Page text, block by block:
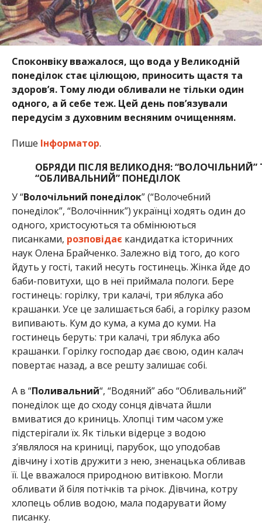
Споконвіку вважалося, що вода у Великодній
понеділок стає цілющою, приносить щастя та
здоров’я. Тому люди обливали не тільки один
одного, а й себе теж. Цей день пов’язували
передусім з духовним весняним очищенням.
Пише Інформатор.
ОБРЯДИ ПІСЛЯ ВЕЛИКОДНЯ: “ВОЛОЧІЛЬНИЙ”
“ОБЛИВАЛЬНИЙ” ПОНЕДІЛОК
У “Волочільний понеділок” (“Волочебний
понеділок”, “Волочінник”) українці ходять один до
одного, христосуються та обмінюються
писанками, розповідає кандидатка історичних
наук Олена Брайченко. Залежно від того, до кого
йдуть у гості, такий несуть гостинець. Жінка йде до
баби-повитухи, що в неї приймала пологи. Бере
гостинець: горілку, три калачі, три яблука або
крашанки. Усе це залишається бабі, а горілку разом
випивають. Кум до кума, а кума до куми. На
гостинець беруть: три калачі, три яблука або
крашанки. Горілку господар дає свою, один калач
повертає назад, а все решту залишає собі.
А в “Поливальний“, “Водяний” або “Обливальний”
понеділок ще до сходу сонця дівчата йшли
вмиватися до криниць. Хлопці тим часом уже
підстерігали їх. Як тільки відерце з водою
з’являлося на криниці, парубок, що уподобав
дівчину і хотів дружити з нею, зненацька обливав
її. Це вважалося природною витівкою. Могли
обливати й біля потічків та річок. Дівчина, котру
хлопець облив водою, мала подарувати йому
писанку.